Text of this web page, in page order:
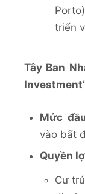
triển
Tây Ban
Mức
vào bất
Quyền
Cư